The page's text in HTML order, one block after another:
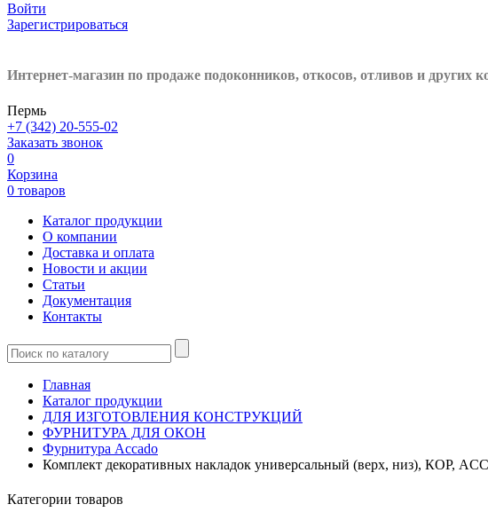
Войти
Зарегистрироваться
Интернет-магазин по продаже подоконников, откосов, отливов и других
Пермь
+7 (342) 20-555-02
Заказать звонок
0
Корзина
0 товаров
Каталог продукции
О компании
Доставка и оплата
Новости и акции
Статьи
Документация
Контакты
Главная
Каталог продукции
ДЛЯ ИЗГОТОВЛЕНИЯ КОНСТРУКЦИЙ
ФУРНИТУРА ДЛЯ ОКОН
Фурнитура Accado
Комплект декоративных накладок универсальный (верх, низ), КОР,
Категории товаров